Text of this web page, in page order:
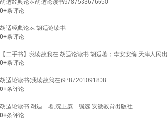
胡适经典论丛胡适论读书9787533676650
0+条评论
胡适经典论丛 胡适论读书
0+条评论
【二手书】我读故我在:胡适论读书 胡适著；李安安编 天津人民出
0+条评论
胡适论读书(我读故我在)9787201091808
0+条评论
胡适论读书 胡适 著,沈卫威 编选 安徽教育出版社
0+条评论